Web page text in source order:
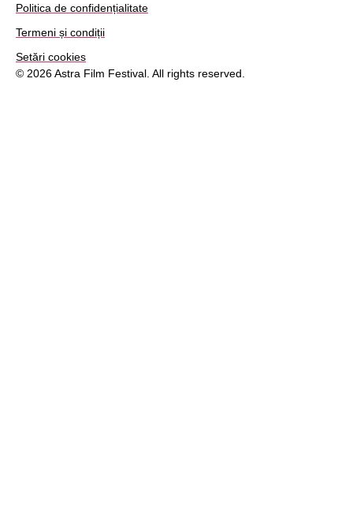
Politica de confidențialitate
Termeni și condiții
Setări cookies
© 2026 Astra Film Festival. All rights reserved.